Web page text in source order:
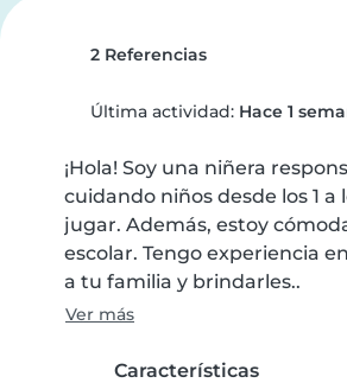
2 Referencias
Última actividad: Hace 1
¡Hola! Soy una niñera
cuidando niños desde los 1
jugar. Además, estoy
escolar. Tengo experiencia
a tu familia y brindarles..
Ver más
Características